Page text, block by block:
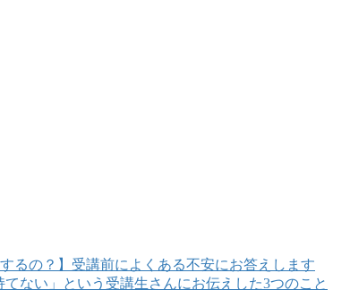
るの？】受講前によくある不安にお答えします
てない」という受講生さんにお伝えした3つのこと